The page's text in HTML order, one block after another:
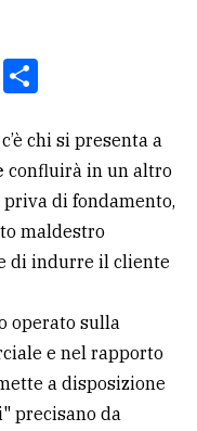
Print
c’è chi si presenta a
confluirà in un altro
di fondamento,
maldestro
di indurre il cliente
operato sulla
e nel rapporto
a disposizione
precisano da